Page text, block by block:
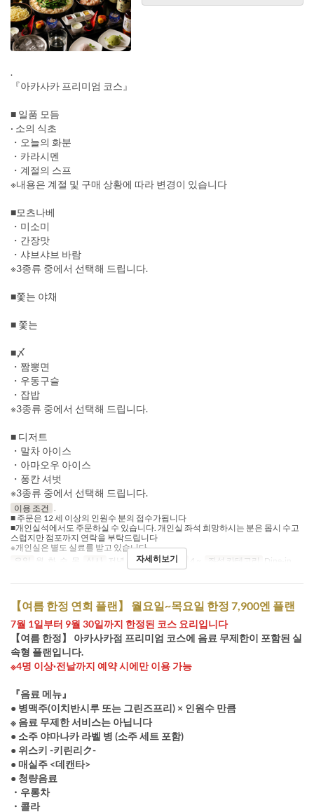
.
『아카사카 프리미엄 코스』
■ 일품 모듬
· 소의 식초
・오늘의 화분
・카라시멘
・계절의 스프
※내용은 계절 및 구매 상황에 따라 변경이 있습니다
■모츠나베
・미소미
・간장맛
・샤브샤브 바람
※3종류 중에서 선택해 드립니다.
■쫓는 야채
■ 쫓는
■〆
・짬뽕면
・우동구슬
・잡밥
※3종류 중에서 선택해 드립니다.
■ 디저트
・말차 아이스
・아마오우 아이스
・퐁칸 셔벗
※3종류 중에서 선택해 드립니다.
이용 조건 .
■ 주문은 12 세 이상의 인원수 분의 접수가됩니다
■개인실석에서도 주문하실 수 있습니다. 개인실 좌석 희망하시는 분은 몹시 수고
스럽지만 점포까지 연락을 부탁드립니다
※개인실은 별도 실료를 받고 있습니다
요일
월, 화, 수, 목 식사 저녁 주문 수량 제한 4 ~ 좌석 카테고리 Dine-in
자세히보기
【여름 한정 연회 플랜】 월요일~목요일 한정 7,900엔 플랜
7월 1일부터 9월 30일까지 한정된 코스 요리입니다
【여름 한정】 아카사카점 프리미엄 코스에 음료 무제한이 포함된 실
속형 플랜입니다.
※4명 이상·전날까지 예약 시에만 이용 가능
『음료 메뉴』
● 병맥주(이치반시루 또는 그린즈프리) × 인원수 만큼
※ 음료 무제한 서비스는 아닙니다
● 소주 야마나카 라벨 병 (소주 세트 포함)
● 위스키 -키린리ク-
● 매실주 <데캔타>
● 청량음료
・우롱차
・콜라